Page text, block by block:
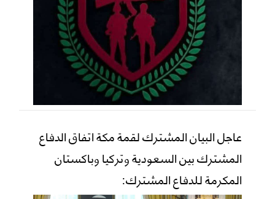
عاجل البيان المشترك لقمة مكة اتفاق الدفاع
المشترك بين السعودية وتركيا وباكستان
المكرمة للدفاع المشترك: